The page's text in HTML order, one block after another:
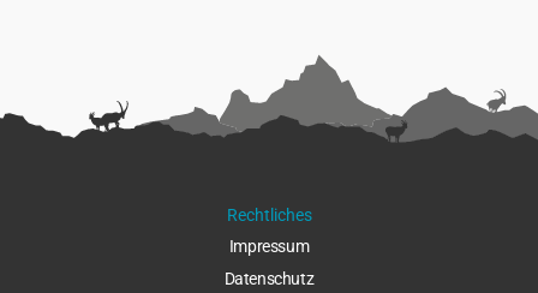
Rechtliches
Impressum
Datenschutz